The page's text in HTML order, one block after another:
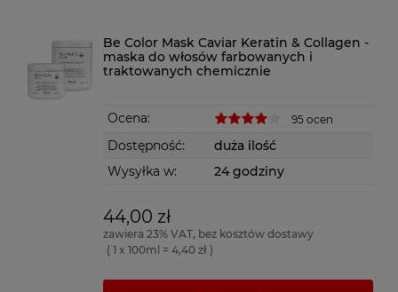
Be Color Mask Caviar Keratin & Collagen -
maska do włosów farbowanych i
traktowanych chemicznie
Ocena: 95 ocen
Dostępność:
duża ilość
Wysyłka w:
24 godziny
44,00 zł
zawiera 23% VAT, bez kosztów dostawy
( 1 x 100ml = 4,40 zł )